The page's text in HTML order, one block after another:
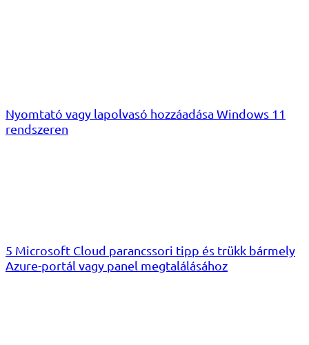
Nyomtató vagy lapolvasó hozzáadása Windows 11
rendszeren
5 Microsoft Cloud parancssori tipp és trükk bármely
Azure-portál vagy panel megtalálásához